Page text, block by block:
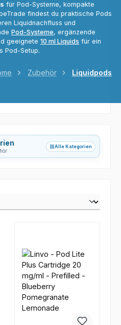
für Pod-Systeme, kompakte
findest du praktische Pods
Liquidnachfluss und
Pod-Systeme, ergänzende
geeignete 10 ml Liquids für ein
Pod-Setup.
Zubehör Liquidpods
grid_viewAlle Kategorien